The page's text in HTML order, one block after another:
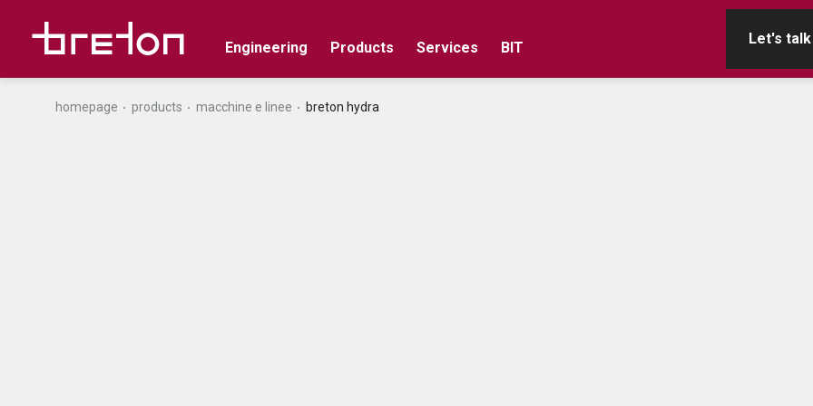
Engineering Products Services BIT
Let's talk
homepage products macchine e linee breton hydra